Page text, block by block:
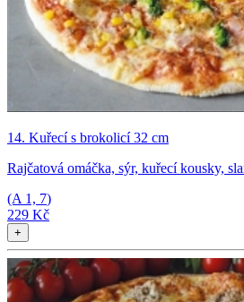
14. Kuřecí s brokolicí 32 cm
Rajčatová omáčka, sýr, kuřecí kousky,
(A 1, 7)
229 Kč
+